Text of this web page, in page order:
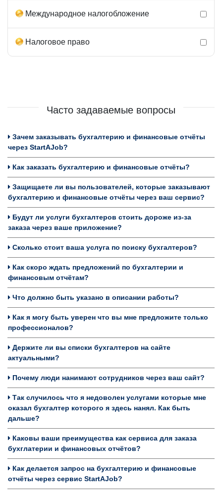
Международное налогобложение
Налоговое право
Часто задаваемые вопросы
Зачем заказывать бухгалтерию и финансовые отчёты
через StartAJob?
Как заказать бухгалтерию и финансовые отчёты?
Защищаете ли вы пользователей, которые заказывают
бухгалтерию и финансовые отчёты через ваш сервис?
Будут ли услуги бухгалтеров стоить дороже из-за
заказа через ваше приложение?
Сколько стоит ваша услуга по поиску бухгалтеров?
Как скоро ждать предложений по бухгалтерии и
финансовым отчётам?
Что должно быть указано в описании работы?
Как я могу быть уверен что вы мне предложите только
профессионалов?
Держите ли вы списки бухгалтеров на сайте
актуальными?
Почему люди нанимают сотрудников через ваш сайт?
Так случилось что я недоволен услугами которые мне
оказал бухгалтер которого я здесь нанял. Как быть
дальше?
Каковы ваши преимущества как сервиса для заказа
бухглатерии и финансовых отчётов?
Как делается запрос на бухгалтерию и финансовые
отчёты через сервис StartAJob?